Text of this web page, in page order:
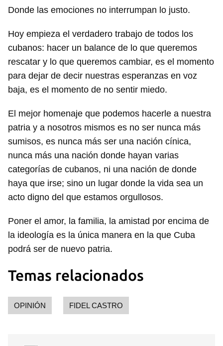
Para poder guardar como favorito, primero has de
iniciar sesión con tu cuenta de 14ymedio.
Donde las emociones no interrumpan lo justo.
Hoy empieza el verdadero trabajo de todos los
cubanos: hacer un balance de lo que queremos
rescatar y lo que queremos cambiar, es el momento
para dejar de decir nuestras esperanzas en voz
baja, es el momento de no sentir miedo.
El mejor homenaje que podemos hacerle a nuestra
patria y a nosotros mismos es no ser nunca más
sumisos, es nunca más ser una nación cínica,
nunca más una nación donde hayan varias
categorías de cubanos, ni una nación de donde
haya que irse; sino un lugar donde la vida sea un
acto digno del que estamos orgullosos.
Poner el amor, la familia, la amistad por encima de
la ideología es la única manera en la que Cuba
podrá ser de nuevo patria.
Temas relacionados
OPINIÓN FIDEL CASTRO